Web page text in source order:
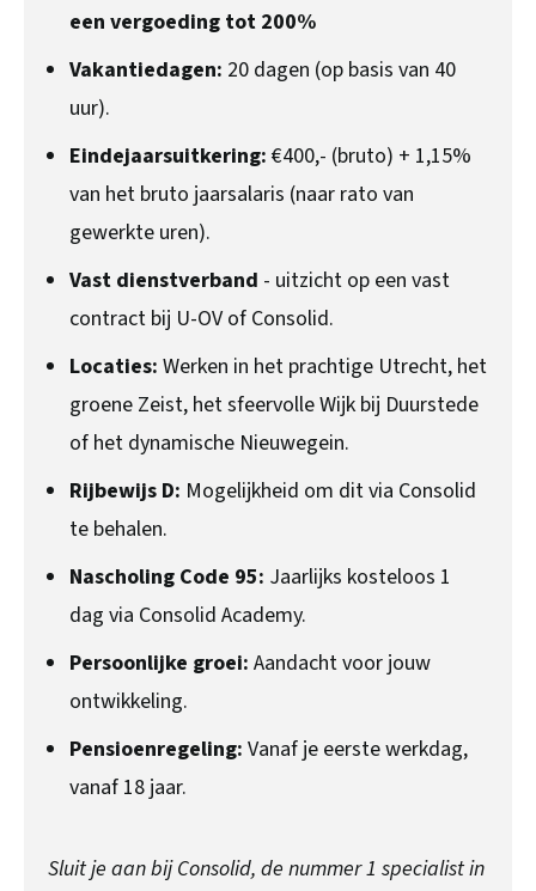
een vergoeding tot 200%
Vakantiedagen: 20 dagen (op basis van 40
uur).
Eindejaarsuitkering: €400,- (bruto) + 1,15%
van het bruto jaarsalaris (naar rato van
gewerkte uren).
Vast dienstverband - uitzicht op een vast
contract bij U-OV of Consolid.
Locaties: Werken in het prachtige Utrecht, het
groene Zeist, het sfeervolle Wijk bij Duurstede
of het dynamische Nieuwegein.
Rijbewijs D: Mogelijkheid om dit via Consolid
te behalen.
Nascholing Code 95: Jaarlijks kosteloos 1
dag via Consolid Academy.
Persoonlijke groei: Aandacht voor jouw
ontwikkeling.
Pensioenregeling: Vanaf je eerste werkdag,
vanaf 18 jaar.
Sluit je aan bij Consolid, de nummer 1 specialist in